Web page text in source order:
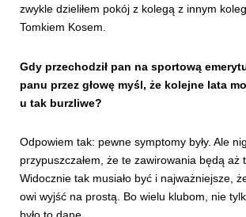
zwykle dzieliłem pokój z kolegą z innym
Tomkiem Kosem.
Gdy przechodził pan na sportową
panu przez głowę myśl, że kolejne lata
u tak burzliwe?
Odpowiem tak: pewne symptomy były. Ale
przypuszczałem, że te zawirowania będą aż
Widocznie tak musiało być i najważniejsze,
owi wyjść na prostą. Bo wielu klubom, nie